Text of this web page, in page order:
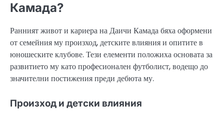
Камада?
Ранният живот и кариера на Даичи Камада бяха оформени
от семейния му произход, детските влияния и опитите в
юношеските клубове. Тези елементи положиха основата за
развитието му като професионален футболист, водещо до
значителни постижения преди дебюта му.
Произход и детски влияния